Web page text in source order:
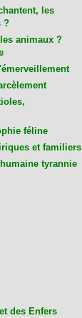
les
?
animaux ?
féline
et familiers
tyrannie
des Enfers